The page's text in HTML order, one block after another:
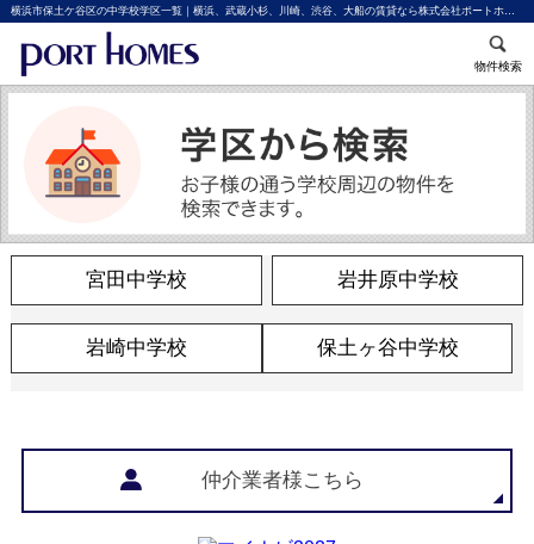
横浜市保土ケ谷区の中学校学区一覧｜横浜、武蔵小杉、川崎、渋谷、大船の賃貸なら株式会社ポートホームズ
物件検索
宮田中学校 岩井原中学校
岩崎中学校 保土ヶ谷中学校
仲介業者様こちら